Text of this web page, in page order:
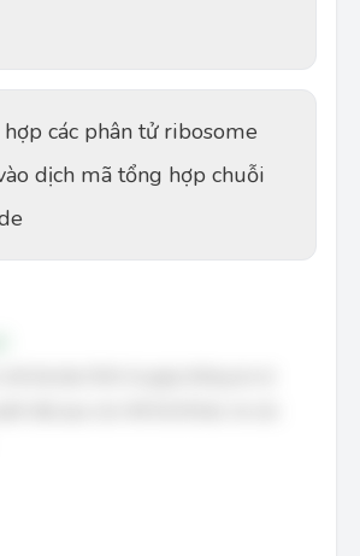
các phân tử ribosome
dịch mã tổng hợp chuỗi